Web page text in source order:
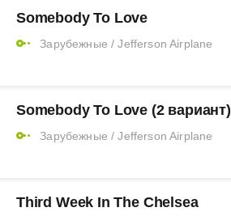
Somebody To Love
Зарубежные /Jefferson Airplane
Somebody To Love (2 вариант)
Зарубежные /Jefferson Airplane
Third Week In The Chelsea